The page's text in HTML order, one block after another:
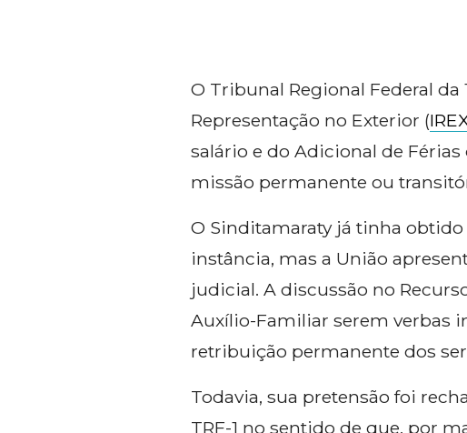
Assessorias Contratadas
Diretorias Anteriores
Política de Privacidade
Sindy
O Tribunal Regional Federal da
Representação no Exterior (
salário e do Adicional de
missão permanente ou
O Sinditamaraty já tinha obtido
instância, mas a União
judicial. A discussão no
Auxílio-Familiar serem verbas
retribuição permanente dos
Todavia, sua pretensão foi
TRF-1 no sentido de que, por